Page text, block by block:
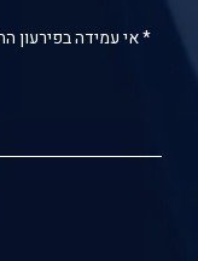
* אי עמידה בפירעון